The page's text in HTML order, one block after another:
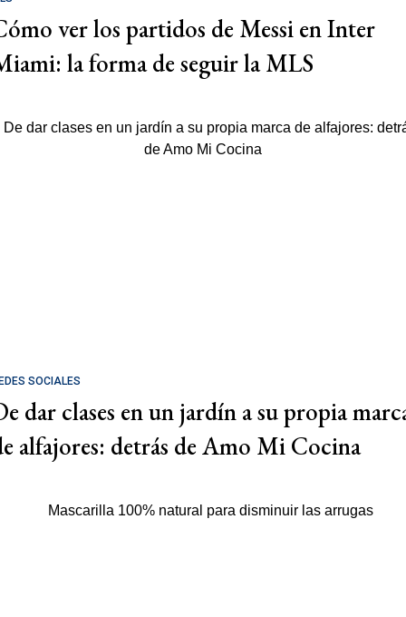
ver los partidos de Messi en Inter
la forma de seguir la MLS
SOCIALES
dar clases en un jardín a su propia
alfajores: detrás de Amo Mi Cocina